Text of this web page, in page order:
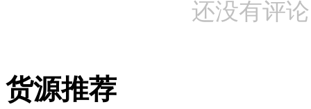
还没有评
货源推荐